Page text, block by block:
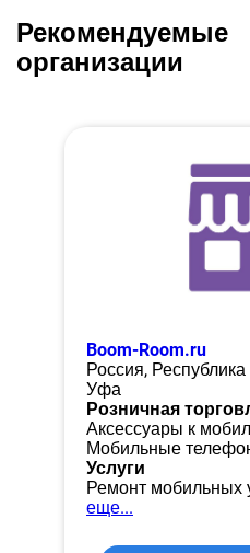
Рекомендуемые
организации
Boom-Room.ru
Россия,
Уфа
Розничная
Аксессуары к
Мобильные
Услуги
Ремонт мобильных
еще...